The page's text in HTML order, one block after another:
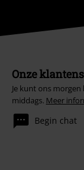
Onze
Je kunt ons
middags. Meer
Begin chat